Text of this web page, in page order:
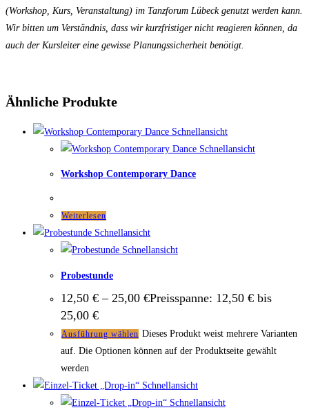
(Workshop, Kurs, Veranstaltung) im Tanzforum Lübeck genutzt werden kann.
Wir bitten um Verständnis, dass wir kurzfristiger nicht reagieren können, da
auch der Kursleiter eine gewisse Planungssicherheit benötigt.
Ähnliche Produkte
Schnellansicht
Schnellansicht
Workshop Contemporary Dance
Weiterlesen
Schnellansicht
Schnellansicht
Probestunde
12,50 € – 25,00 €Preisspanne: 12,50 € bis
25,00 €
Ausführung wählen Dieses Produkt weist mehrere Varianten
auf. Die Optionen können auf der Produktseite gewählt
werden
Schnellansicht
Schnellansicht